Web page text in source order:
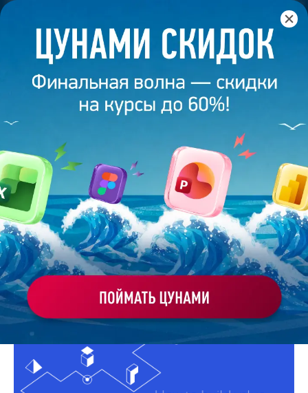
Главная /Банк слайдов / Презентация 144 – Разработана
студией Bonnie&Slide для Genico
ПРЕЗЕНТАЦИЯ 144 -
РАЗРАБОТАНА СТУДИЕЙ
BONNIE&SLIDE ДЛЯ GENICO
Моё избранное
Работа
эксперта
ХОЧУ ЗАКАЗАТЬ ТАКУЮ ПРЕЗЕНТАЦИЮ